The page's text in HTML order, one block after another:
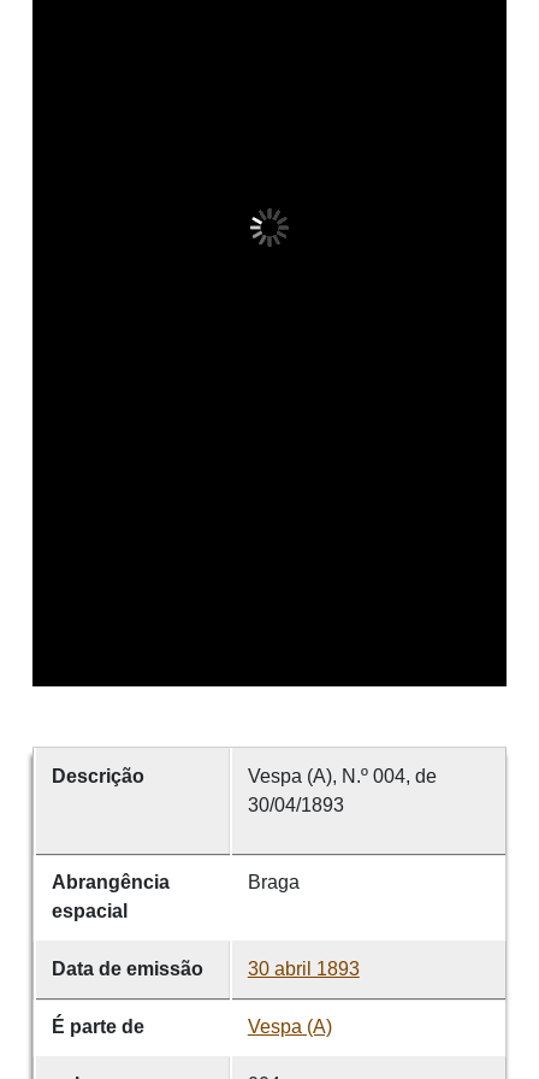
Descrição
Vespa (A), N.º 004, de
30/04/1893
Abrangência
espacial
Braga
Data de emissão 30 abril 1893
É parte de Vespa (A)